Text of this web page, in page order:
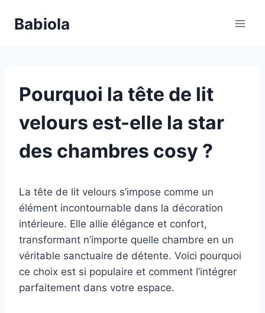
Babiola
Pourquoi la tête de lit
velours est-elle la star
des chambres cosy ?
La tête de lit velours s’impose comme un
élément incontournable dans la décoration
intérieure. Elle allie élégance et confort,
transformant n’importe quelle chambre en un
véritable sanctuaire de détente. Voici pourquoi
ce choix est si populaire et comment l’intégrer
parfaitement dans votre espace.